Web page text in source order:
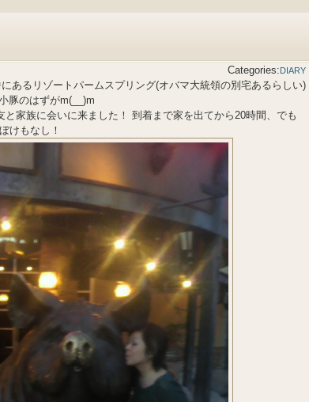
Categories:DIARY
あるリゾートパームスプリング(オバマ大統領の別宅あるらしい)
豚のはずがm(__)m
と家族に会いに来ました！ 到着まで家を出てから20時間、でも
けもなし！